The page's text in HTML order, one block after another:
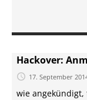
Hackover:
17. September
wie angekündigt,